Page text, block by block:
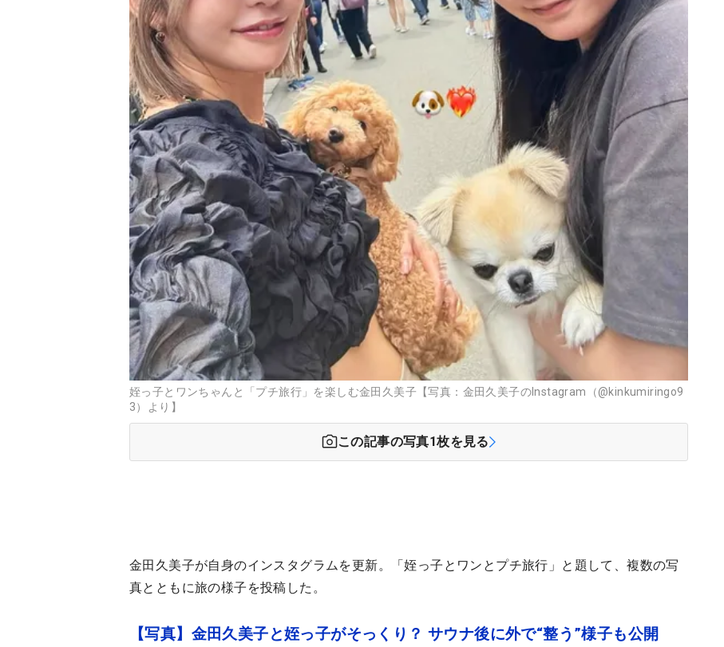
姪っ子とワンちゃんと「プチ旅行」を楽しむ金田久美子【写真：金田久美子のInstagram（@kinkumiringo9
3）より】
この記事の写真1枚を見る
金田久美子が自身のインスタグラムを更新。「姪っ子とワンとプチ旅行」と題して、複数の写
真とともに旅の様子を投稿した。
【写真】金田久美子と姪っ子がそっくり？ サウナ後に外で“整う”様子も公開